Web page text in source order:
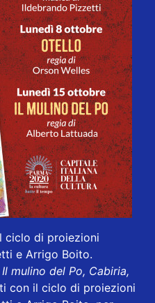
ciclo di proiezioni
e Arrigo Boito.
mulino del Po, Cabiria,
con il ciclo di proiezioni